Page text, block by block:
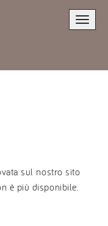
Toggle
sul nostro sito
è più disponibile.